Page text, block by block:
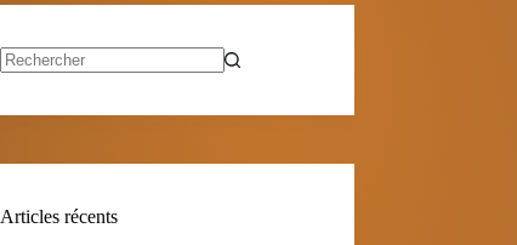
Articles récents